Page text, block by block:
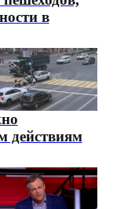
в
действиям